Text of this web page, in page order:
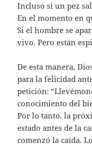
Incluso si un pez
En el momento en
Si el hombre se
vivo. Pero están
De esta manera,
para la felicidad
petición:
conocimiento del
Por lo tanto, la
estado antes de la
comenzó la caída.